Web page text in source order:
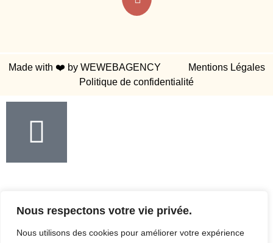
Nous respectons votre vie privée.
Nous utilisons des cookies pour améliorer votre expérience
Made with ❤️ by WEWEBAGENCY
Mentions Légales
Politique de confidentialité